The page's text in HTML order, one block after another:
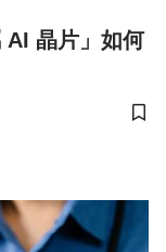
AI 晶片」如何
儲